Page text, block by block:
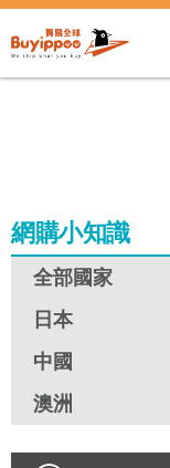
網購小知識
全部國家
日本
中國
澳洲